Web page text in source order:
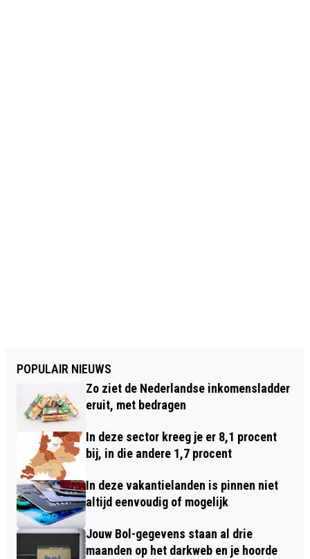
POPULAIR NIEUWS
Zo ziet de Nederlandse inkomensladder
eruit, met bedragen
In deze sector kreeg je er 8,1 procent
bij, in die andere 1,7 procent
In deze vakantielanden is pinnen niet
altijd eenvoudig of mogelijk
Jouw Bol-gegevens staan al drie
maanden op het darkweb en je hoorde